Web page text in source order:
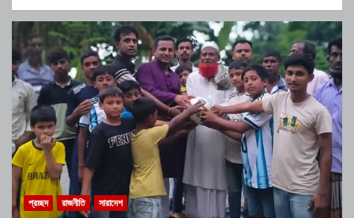
প্রচ্ছদ রাজনীতি সারাদেশ